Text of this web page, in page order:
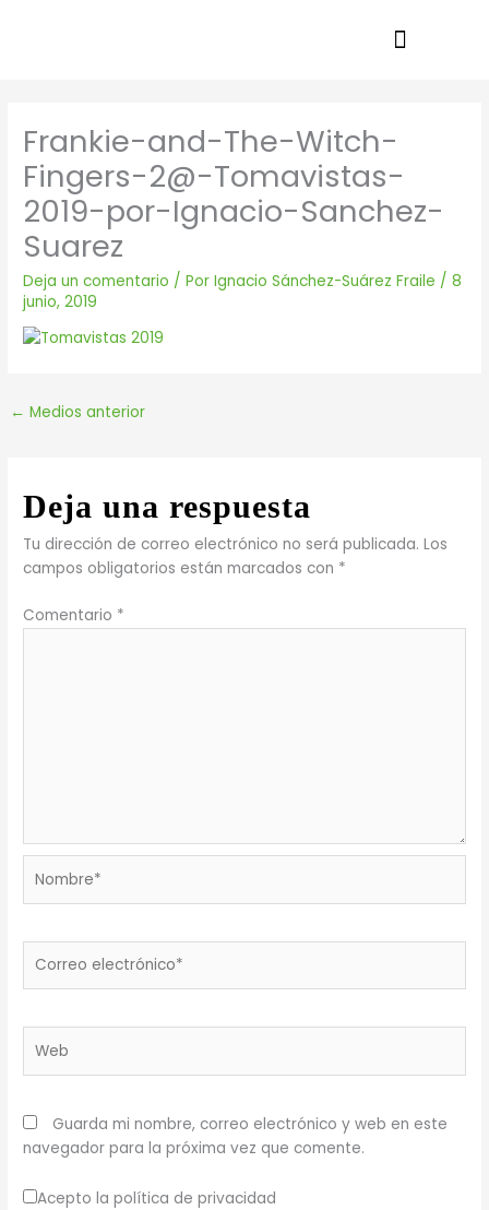
Frankie-and-The-Witch-
Fingers-2@-Tomavistas-
2019-por-Ignacio-Sanchez-
Suarez
Deja un comentario / PorIgnacio Sánchez-Suárez Fraile /8
junio, 2019
← Medios anterior
Deja una respuesta
Tu dirección de correo electrónico no será publicada. Los
campos obligatorios están marcados con *
Comentario *
electrónico*
Guarda mi nombre, correo electrónico y web en este
navegador para la próxima vez que comente.
Acepto la política de privacidad